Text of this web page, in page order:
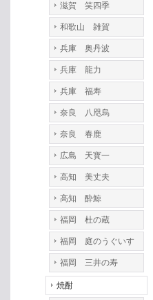
滋賀 笑四季
和歌山 雑賀
兵庫 奥丹波
兵庫 龍力
兵庫 福寿
奈良 八咫烏
奈良 春鹿
広島 天寳一
高知 美丈夫
高知 酔鯨
福岡 杜の蔵
福岡 庭のうぐいす
福岡 三井の寿
焼酎